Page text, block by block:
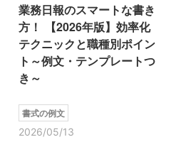
業務日報のスマートな書き
方！ 【2026年版】効率化
テクニックと職種別ポイン
ト～例文・テンプレートつ
き～
書式の例文
2026/05/13